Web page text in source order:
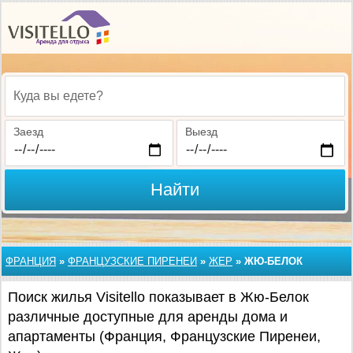
Куда вы едете?
Заезд Выезд
Найти
ФРАНЦИЯ » ФРАНЦУЗСКИЕ ПИРЕНЕИ » ЖЕР » ЖЮ-БЕЛОК
Поиск жилья Visitello показывает в Жю-Белок
различные доступные для аренды дома и
апартаменты (Франция, Французские Пиренеи,